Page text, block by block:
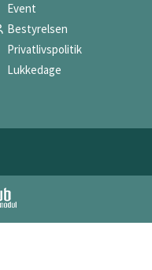
Event
Bestyrelsen
Privatlivspolitik
Lukkedage